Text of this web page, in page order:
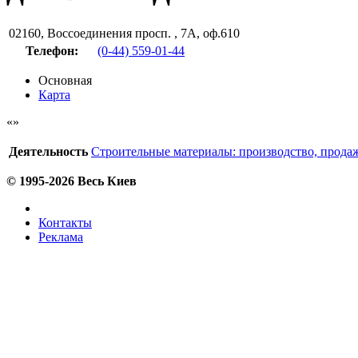
02160, Воссоединения просп. , 7А, оф.610
Телефон:
(0-44) 559-01-44
Основная
Карта
Деятельность Строительные материалы: производство,
© 1995-2026 Весь Киев
Контакты
Реклама